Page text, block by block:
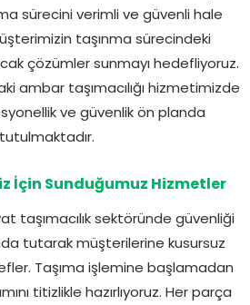
sürecini verimli ve güvenli hale
taşınma sürecindeki
çözümler sunmayı hedefliyoruz.
ambar taşımacılığı hizmetimizde
ve güvenlik ön planda
tutulmaktadır.
İçin Sunduğumuz Hizmetler
taşımacılık sektöründe güvenliği
tutarak müşterilerine kusursuz
Taşıma işlemine başlamadan
titizlikle hazırlıyoruz. Her parça